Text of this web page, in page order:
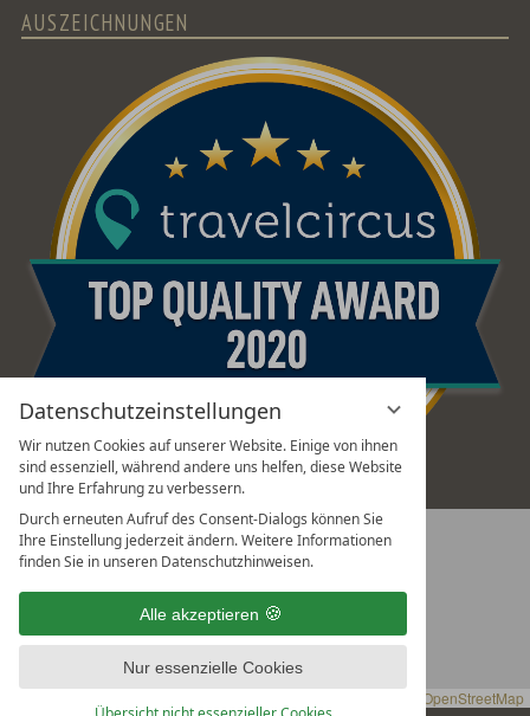
Datenschutzeinstellungen
Wir nutzen Cookies auf unserer Website. Einige von ihnen
sind essenziell, während andere uns helfen, diese Website
und Ihre Erfahrung zu verbessern.
Durch erneuten Aufruf des Consent-Dialogs können Sie
Ihre Einstellung jederzeit ändern. Weitere Informationen
finden Sie in unseren Datenschutzhinweisen.
Alle akzeptieren
Nur essenzielle Cookies
AUSZEICHNUNGEN
+
−
ANFAHRT MIT GOOGLE MAPS
OpenStreetMap